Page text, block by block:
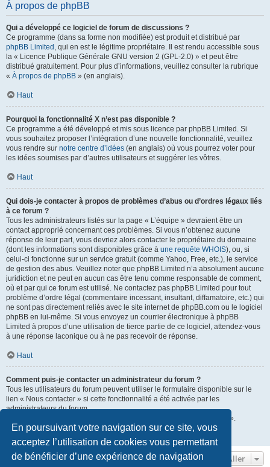
En poursuivant votre navigation sur ce site, vous
acceptez l’utilisation de cookies vous permettant
de bénéficier d’une expérience de navigation
À propos de phpBB
Qui a développé ce logiciel de forum de discussions ?
Ce programme (dans sa forme non modifiée) est produit et distribué par
phpBB Limited , qui en est le légitime propriétaire. Il est rendu accessible sous
la « Licence Publique Générale GNU version 2 (GPL-2.0) » et peut être
distribué gratuitement. Pour plus d’informations, veuillez consulter la rubrique
« À propos de phpBB » (en anglais).
Haut
Pourquoi la fonctionnalité X n’est pas disponible ?
Ce programme a été développé et mis sous licence par phpBB Limited. Si
vous souhaitez proposer l’intégration d’une nouvelle fonctionnalité, veuillez
vous rendre sur notre centre d’idées (en anglais) où vous pourrez voter pour
les idées soumises par d’autres utilisateurs et suggérer les vôtres.
Haut
Qui dois-je contacter à propos de problèmes d’abus ou d’ordres légaux liés
à ce forum ?
Tous les administrateurs listés sur la page « L’équipe » devraient être un
contact approprié concernant ces problèmes. Si vous n’obtenez aucune
réponse de leur part, vous devriez alors contacter le propriétaire du domaine
(dont les informations sont disponibles grâce à une requête WHOIS), ou, si
celui-ci fonctionne sur un service gratuit (comme Yahoo, Free, etc.), le service
de gestion des abus. Veuillez noter que phpBB Limited n’a absolument aucune
juridiction et ne peut en aucun cas être tenu comme responsable de comment,
où et par qui ce forum est utilisé. Ne contactez pas phpBB Limited pour tout
problème d’ordre légal (commentaire incessant, insultant, diffamatoire, etc.) qui
ne sont pas directement reliés avec le site internet de phpBB.com ou le logiciel
phpBB en lui-même. Si vous envoyez un courrier électronique à phpBB
Limited à propos d’une utilisation de tierce partie de ce logiciel, attendez-vous
à une réponse laconique ou à ne pas recevoir de réponse.
Haut
Comment puis-je contacter un administrateur du forum ?
Tous les utilisateurs du forum peuvent utiliser le formulaire disponible sur le
lien « Nous contacter » si cette fonctionnalité a été activée par les
administrateurs du forum.
Les membres du forum peuvent également utiliser le lien « L’équipe ».
Aller